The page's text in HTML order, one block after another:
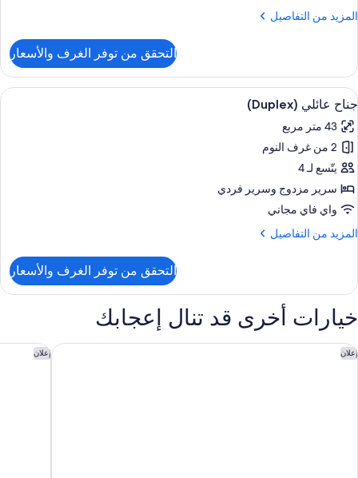
المزيد من التفاصيل
المزيد
جناح
فاخر
(Private
SPA)
التحقق من توفر الغرف والأسعار
استعراض
جميع
صور
جناح
عائلي
(Duplex)
ألحفة محشوة بالريش وميني بار وخزنة
4
جناح عائلي (Duplex)
43 متر مربع
2 من غرف النوم
يتّسع لـ 4
سرير مزدوج‫‬ وسرير فردي
واي فاي مجاني
المزيد من التفاصيل
المزيد
جناح
عائلي
(Duplex)
التحقق من توفر الغرف والأسعار
خيارات أخرى قد تنال إعجابك
إعلان
سان فيو بالاس لاكشري أبارتمنتس إعلان
روزيني